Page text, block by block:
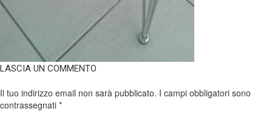
LASCIA UN COMMENTO
Il tuo indirizzo email non sarà pubblicato. I campi obbligatori sono
contrassegnati *